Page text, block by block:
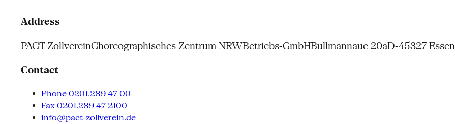
Address
PACT ZollvereinChoreographisches Zentrum NRWBetriebs-GmbHBullmannaue 20aD-45327 Essen
Contact
Phone 0201.289 47 00
Fax 0201.289 47 2100
info@pact-zollverein.de